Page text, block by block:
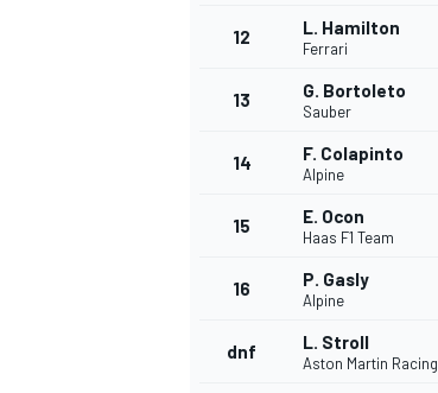
TÜRK SPORCULAR
12 L. Hamilton
Ferrari
13 G. Bortoleto
Sauber
14 F. Colapinto
Alpine
15 E. Ocon
Haas F1 Team
16 P. Gasly
Alpine
dnf L. Stroll
Aston Martin Racing